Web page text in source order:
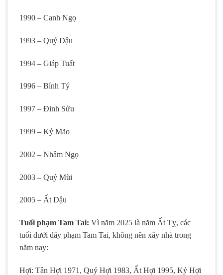
1990 – Canh Ngọ
1993 – Quý Dậu
1994 – Giáp Tuất
1996 – Bính Tý
1997 – Đinh Sửu
1999 – Kỷ Mão
2002 – Nhâm Ngọ
2003 – Quý Mùi
2005 – Ất Dậu
Tuổi phạm Tam Tai: Vì năm 2025 là năm Ất Tỵ, các
tuổi dưới đây phạm Tam Tai, không nên xây nhà trong
năm nay:
Hợi: Tân Hợi 1971, Quý Hợi 1983, Ất Hợi 1995, Kỷ Hợi